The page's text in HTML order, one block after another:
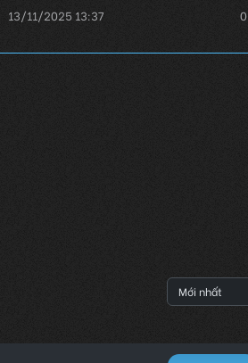
13/11/2025 13:37 0